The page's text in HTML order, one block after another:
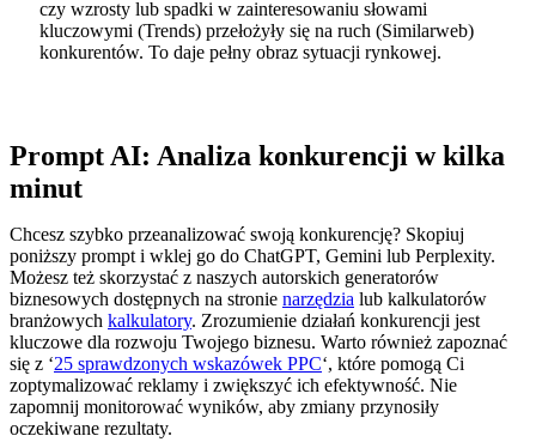
czy wzrosty lub spadki w zainteresowaniu słowami
kluczowymi (Trends) przełożyły się na ruch (Similarweb)
konkurentów. To daje pełny obraz sytuacji rynkowej.
Prompt AI: Analiza konkurencji w kilka
minut
Chcesz szybko przeanalizować swoją konkurencję? Skopiuj
poniższy prompt i wklej go do ChatGPT, Gemini lub Perplexity.
Możesz też skorzystać z naszych autorskich generatorów
biznesowych dostępnych na stronie narzędzia lub kalkulatorów
branżowych kalkulatory. Zrozumienie działań konkurencji jest
kluczowe dla rozwoju Twojego biznesu. Warto również zapoznać
się z ‘25 sprawdzonych wskazówek PPC‘, które pomogą Ci
zoptymalizować reklamy i zwiększyć ich efektywność. Nie
zapomnij monitorować wyników, aby zmiany przynosiły
oczekiwane rezultaty.